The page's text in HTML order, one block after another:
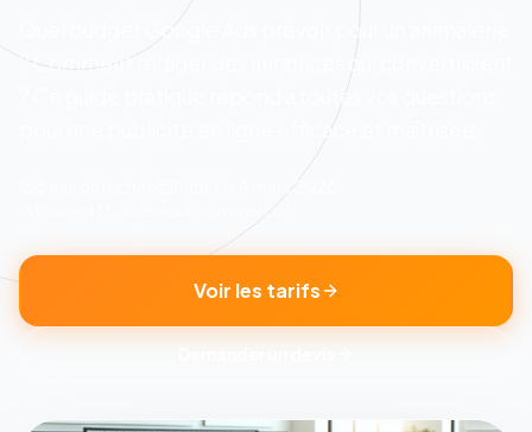
Quel budget Google Ads prévoir pour un animalerie
? Comment rédiger des annonces qui convertissent
? Ce guide pratique répond à toutes vos questions
pour une publicite en ligne efficace et maîtrisée.
4 mars 2026
Laurent M., directeur commercial
Voir les tarifs